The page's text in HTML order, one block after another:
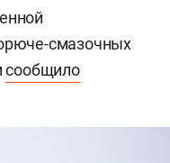
смазочных
сообщило